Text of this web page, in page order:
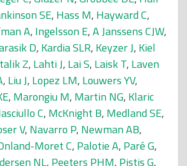
SE, Hass M, Hayward C,
A, Ingelsson E,A Janssens CJW,
D, Kardia SLR, Keyzer J, Kiel
Z, Lahti J, Lai S, Laisk T, Laven
, Liu J, Lopez LM, Louwers YV,
, Marongiu M, Martin NG, Klaric
C, McKnight B, Medland SE,
V, Navarro P, Newman AB,
Moret C, Palotie A, Paré G,
NL, Peeters PHM, Pistis G,